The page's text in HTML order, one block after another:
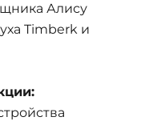
Алису
Timberk и